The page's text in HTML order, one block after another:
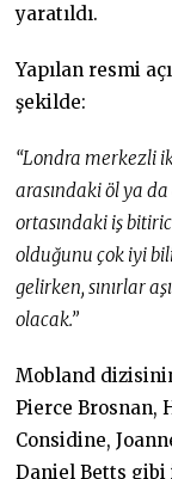
yaratıldı.
Yapılan resmi
şekilde:
“Londra merkezli
arasındaki öl ya da
ortasındaki iş
olduğunu çok iyi
gelirken, sınırlar
olacak.”
Mobland
Pierce Brosnan,
Considine,
Daniel Betts gibi